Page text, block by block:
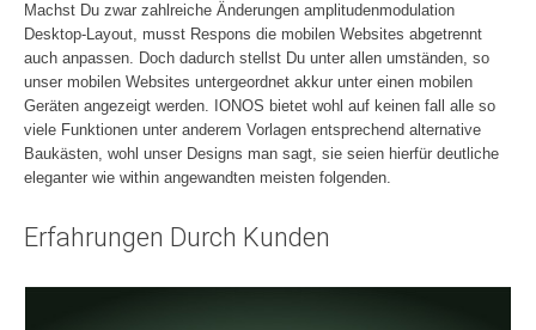
Machst Du zwar zahlreiche Änderungen amplitudenmodulation
Desktop-Layout, musst Respons die mobilen Websites abgetrennt
auch anpassen. Doch dadurch stellst Du unter allen umständen, so
unser mobilen Websites untergeordnet akkur unter einen mobilen
Geräten angezeigt werden. IONOS bietet wohl auf keinen fall alle so
viele Funktionen unter anderem Vorlagen entsprechend alternative
Baukästen, wohl unser Designs man sagt, sie seien hierfür deutliche
eleganter wie within angewandten meisten folgenden.
Erfahrungen Durch Kunden